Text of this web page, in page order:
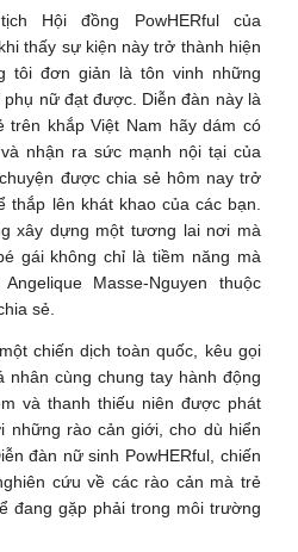
Hội đồng PowHERful của
thấy sự kiện này trở thành hiện
tôi đơn giản là tôn vinh những
nữ đạt được. Diễn đàn này là
trên khắp Việt Nam hãy dám có
nhận ra sức mạnh nội tại của
được chia sẻ hôm nay trở
thắp lên khát khao của các bạn.
xây dựng một tương lai nơi mà
gái không chỉ là tiềm năng mà
Masse-Nguyen thuộc
sẻ.
chiến dịch toàn quốc, kêu gọi
nhân cùng chung tay hành động
và thanh thiếu niên được phát
những rào cản giới, cho dù hiển
đàn nữ sinh PowHERful, chiến
cứu về các rào cản mà trẻ
đang gặp phải trong môi trường